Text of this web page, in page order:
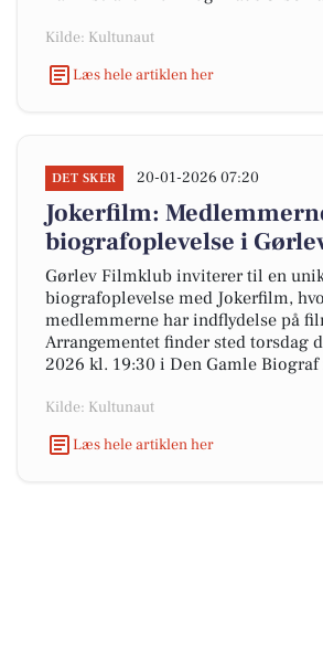
Kilde: Kultunaut
Læs hele artiklen her
DET SKER 20-01-2026 07:20
Jokerfilm:
biografoplevelse i
Gørlev Filmklub inviterer til en
biografoplevelse med Jokerfilm,
medlemmerne har indflydelse på
Arrangementet finder sted torsdag
2026 kl. 19:30 i Den Gamle Biograf
Kilde: Kultunaut
Læs hele artiklen her